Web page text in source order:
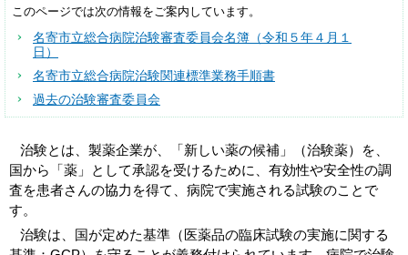
このページでは次の情報をご案内しています。
名寄市立総合病院治験審査委員会名簿（令和５年４月１
日）
名寄市立総合病院治験関連標準業務手順書
過去の治験審査委員会
治験とは、製薬企業が、「新しい薬の候補」（治験薬）を、
国から「薬」として承認を受けるために、有効性や安全性の調
査を患者さんの協力を得て、病院で実施される試験のことで
す。
治験は、国が定めた基準（医薬品の臨床試験の実施に関する